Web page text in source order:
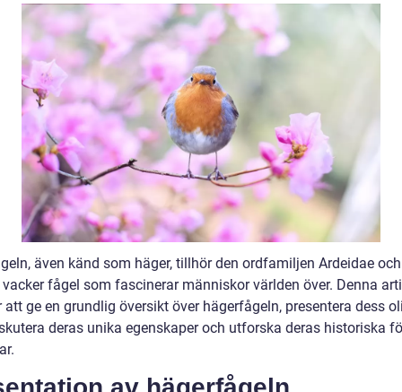
även känd som häger, tillhör den ordfamiljen Ardeidae
fågel som fascinerar människor världen över. Denna
att ge en grundlig översikt över hägerfågeln, presentera dess
deras unika egenskaper och utforska deras historiska